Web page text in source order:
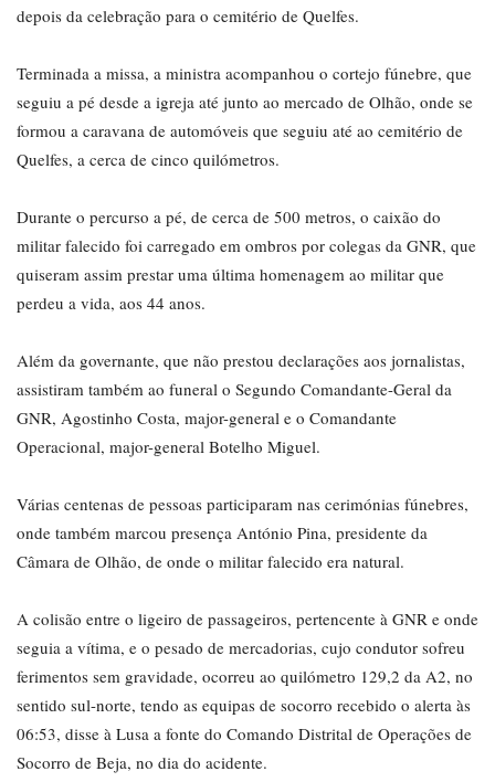
depois da celebração para o cemitério de Quelfes.
Terminada a missa, a ministra acompanhou o cortejo fúnebre, que
seguiu a pé desde a igreja até junto ao mercado de Olhão, onde se
formou a caravana de automóveis que seguiu até ao cemitério de
Quelfes, a cerca de cinco quilómetros.
Durante o percurso a pé, de cerca de 500 metros, o caixão do
militar falecido foi carregado em ombros por colegas da GNR, que
quiseram assim prestar uma última homenagem ao militar que
perdeu a vida, aos 44 anos.
Além da governante, que não prestou declarações aos jornalistas,
assistiram também ao funeral o Segundo Comandante-Geral da
GNR, Agostinho Costa, major-general e o Comandante
Operacional, major-general Botelho Miguel.
Várias centenas de pessoas participaram nas cerimónias fúnebres,
onde também marcou presença António Pina, presidente da
Câmara de Olhão, de onde o militar falecido era natural.
A colisão entre o ligeiro de passageiros, pertencente à GNR e onde
seguia a vítima, e o pesado de mercadorias, cujo condutor sofreu
ferimentos sem gravidade, ocorreu ao quilómetro 129,2 da A2, no
sentido sul-norte, tendo as equipas de socorro recebido o alerta às
06:53, disse à Lusa a fonte do Comando Distrital de Operações de
Socorro de Beja, no dia do acidente.